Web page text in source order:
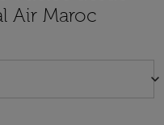
Air Maroc
keyboard_arrow_down